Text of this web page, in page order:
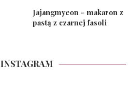
Jajangmyeon – makaron z
pastą z czarnej fasoli
INSTAGRAM